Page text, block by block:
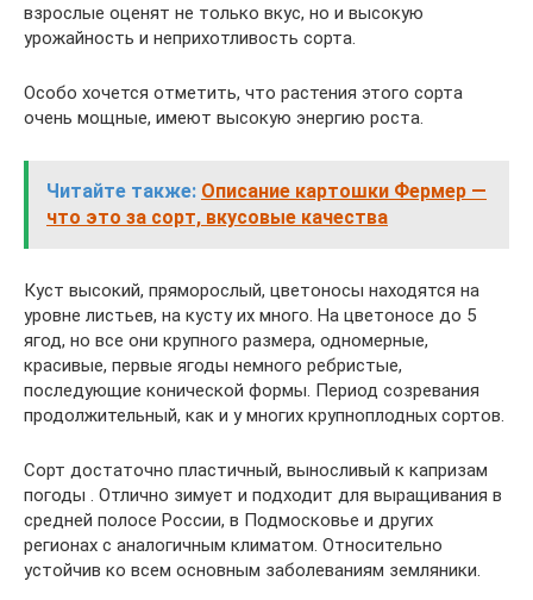
взрослые оценят не только вкус, но и высокую
урожайность и неприхотливость сорта.
Особо хочется отметить, что растения этого сорта
очень мощные, имеют высокую энергию роста.
Читайте также: Описание картошки Фермер —
что это за сорт, вкусовые качества
Куст высокий, пряморослый, цветоносы находятся на
уровне листьев, на кусту их много. На цветоносе до 5
ягод, но все они крупного размера, одномерные,
красивые, первые ягоды немного ребристые,
последующие конической формы. Период созревания
продолжительный, как и у многих крупноплодных сортов.
Сорт достаточно пластичный, выносливый к капризам
погоды . Отлично зимует и подходит для выращивания в
средней полосе России, в Подмосковье и других
регионах с аналогичным климатом. Относительно
устойчив ко всем основным заболеваниям земляники.